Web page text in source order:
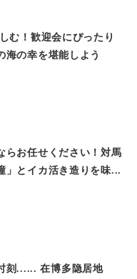
む！歓迎会にぴったり
海の幸を堪能しよう
らお任せください！対馬
」とイカ活き造りを味...
刻...... 在博多隐居地